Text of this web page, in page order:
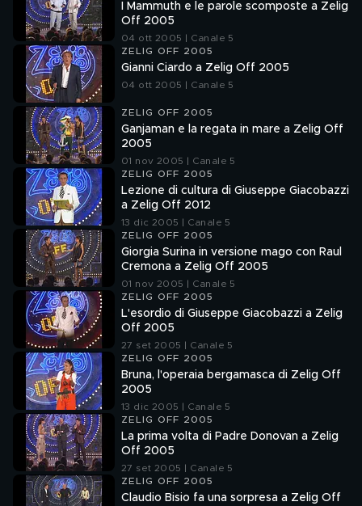
I Mammuth e le parole scomposte a Zelig
Off 2005
04 ott 2005 | Canale 5
ZELIG OFF 2005
Gianni Ciardo a Zelig Off 2005
04 ott 2005 | Canale 5
ZELIG OFF 2005
Ganjaman e la regata in mare a Zelig Off
2005
01 nov 2005 | Canale 5
ZELIG OFF 2005
Lezione di cultura di Giuseppe Giacobazzi
a Zelig Off 2012
13 dic 2005 | Canale 5
ZELIG OFF 2005
Giorgia Surina in versione mago con Raul
Cremona a Zelig Off 2005
01 nov 2005 | Canale 5
ZELIG OFF 2005
L'esordio di Giuseppe Giacobazzi a Zelig
Off 2005
27 set 2005 | Canale 5
ZELIG OFF 2005
Bruna, l'operaia bergamasca di Zelig Off
2005
13 dic 2005 | Canale 5
ZELIG OFF 2005
La prima volta di Padre Donovan a Zelig
Off 2005
27 set 2005 | Canale 5
ZELIG OFF 2005
Claudio Bisio fa una sorpresa a Zelig Off